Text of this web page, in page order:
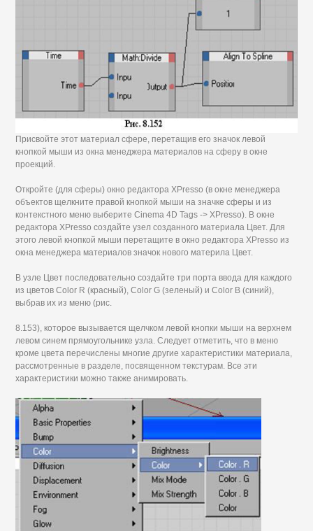
Присвойте этот материал сфере, перетащив его значок левой
кнопкой мыши из окна менеджера материалов на сферу в окне
проекций.
Откройте (для сферы) окно редактора XPresso (в окне менеджера
объектов щелкните правой кнопкой мыши на значке сферы и из
контекстного меню выберите Cinema 4D Tags -> XPresso). В окне
редактора XPresso создайте узел созданного материала Цвет. Для
этого левой кнопкой мыши перетащите в окно редактора XPresso из
окна менеджера материалов значок нового материла Цвет.
В узле Цвет последовательно создайте три порта ввода для каждого
из цветов Color R (красный), Color G (зеленый) и Color B (синий),
выбрав их из меню (рис.
8.153), которое вызывается щелчком левой кнопки мыши на верхнем
левом синем прямоугольнике узла. Следует отметить, что в меню
кроме цвета перечислены многие другие характеристики материала,
рассмотренные в разделе, посвященном текстурам. Все эти
характеристики можно также анимировать.